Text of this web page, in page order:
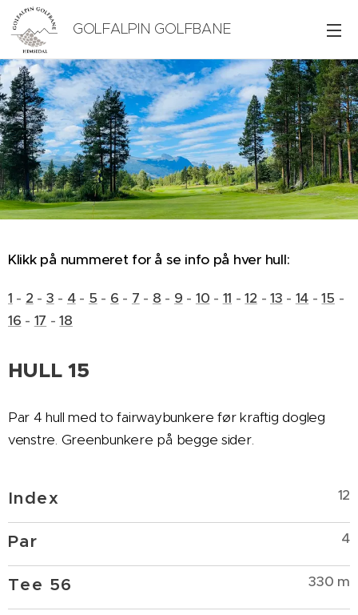
GOLFALPIN GOLFBANE
Klikk på nummeret for å se info på hver hull:
1 - 2 - 3 - 4- 5 - 6 - 7 - 8 - 9 - 10 - 11 -12 -13 - 14 -15 -
16 - 17 -18
HULL 15
Par 4 hull med to fairwaybunkere før kraftig dogleg
venstre. Greenbunkere på begge sider.
Index 12
Par 4
Tee 56 330 m